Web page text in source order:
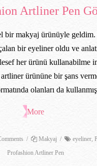
Artliner Pen
bir makyaj ürünüyle
bir eyeliner oldu ve
her ürünü kullanabilme
ürününe bir şans
olanları da
More
/ Makyaj / eyeliner,
Profashion Artliner Pen